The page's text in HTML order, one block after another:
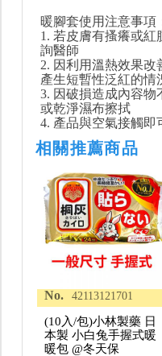
暖腳套使用注意事項
1. 若皮膚有搔癢或
詢醫師
2. 因利用溫熱效果
產生短暫性泛紅的情
3. 因破損造成內容
或乾淨濕布擦拭
4. 產品與空氣接觸即
相關推薦商品
No. 42113121701
(10入/包)小林製藥 日
本製 小白兔手握式暖
暖包 @冬天保